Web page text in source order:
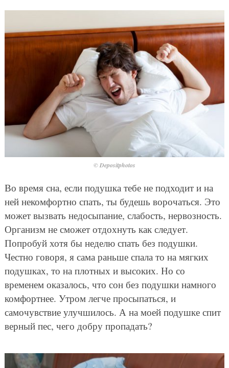
© Depositphotos
Во время сна, если подушка тебе не подходит и на
ней некомфортно спать, ты будешь ворочаться. Это
может вызвать недосыпание, слабость, нервозность.
Организм не сможет отдохнуть как следует.
Попробуй хотя бы неделю спать без подушки.
Честно говоря, я сама раньше спала то на мягких
подушках, то на плотных и высоких. Но со
временем оказалось, что сон без подушки намного
комфортнее. Утром легче просыпаться, и
самочувствие улучшилось. А на моей подушке спит
верный пес, чего добру пропадать?